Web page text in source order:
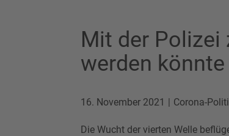
Mit der
werden könnte
16. November 2021 Corona-
Die Wucht der vierten Welle